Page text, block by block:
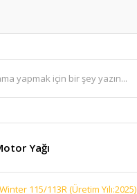
Yağı
115/113R (Üretim Yılı:2025)